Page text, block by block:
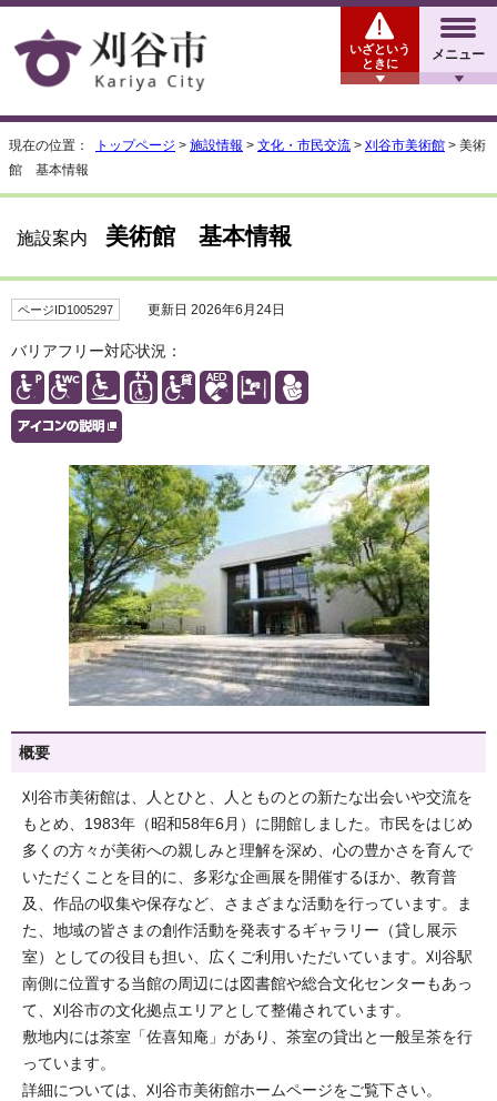
メニュー
いざという
ときに
現在の位置： トップページ > 施設情報 > 文化・市民交流 > 刈谷市美術館 > 美術
館 基本情報
施設案内 美術館 基本情報
ページID1005297 更新日 2026年6月24日
バリアフリー対応状況：
概要
刈谷市美術館は、人とひと、人とものとの新たな出会いや交流を
もとめ、1983年（昭和58年6月）に開館しました。市民をはじめ
多くの方々が美術への親しみと理解を深め、心の豊かさを育んで
いただくことを目的に、多彩な企画展を開催するほか、教育普
及、作品の収集や保存など、さまざまな活動を行っています。ま
た、地域の皆さまの創作活動を発表するギャラリー（貸し展示
室）としての役目も担い、広くご利用いただいています。刈谷駅
南側に位置する当館の周辺には図書館や総合文化センターもあっ
て、刈谷市の文化拠点エリアとして整備されています。
敷地内には茶室「佐喜知庵」があり、茶室の貸出と一般呈茶を行
っています。
詳細については、刈谷市美術館ホームページをご覧下さい。